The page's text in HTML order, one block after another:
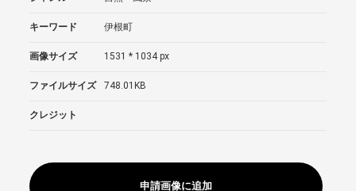
キーワード 伊根町
画像サイズ 1531 * 1034 px
ファイルサイズ 748.01KB
クレジット
申請画像に追加